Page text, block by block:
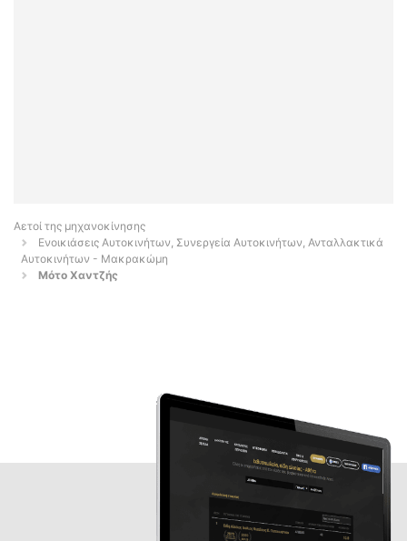
Αετοί της μηχανοκίνησης
Ενοικιάσεις Αυτοκινήτων, Συνεργεία Αυτοκινήτων, Ανταλλακτικά
Αυτοκινήτων - Μακρακώμη
Μότο Χαντζής